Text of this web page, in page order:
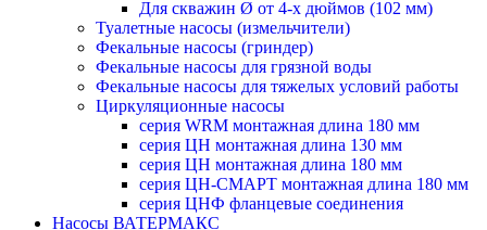
Для скважин Ø от 4-х дюймов (102 мм)
Туалетные насосы (измельчители)
Фекальные насосы (гриндер)
Фекальные насосы для грязной воды
Фекальные насосы для тяжелых условий работы
Циркуляционные насосы
серия WRM монтажная длина 180 мм
серия ЦН монтажная длина 130 мм
серия ЦН монтажная длина 180 мм
серия ЦН-СМАРТ монтажная длина 180 мм
серия ЦНФ фланцевые соединения
Насосы ВАТЕРМАКС